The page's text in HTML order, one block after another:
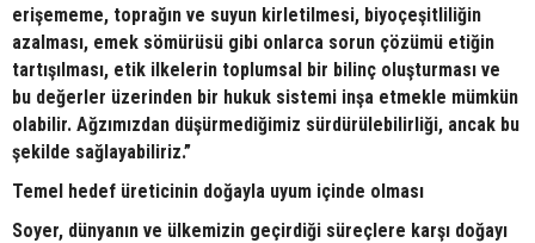
erişememe, toprağın ve suyun kirletilmesi, biyoçeşitliliğin
azalması, emek sömürüsü gibi onlarca sorun çözümü etiğin
tartışılması, etik ilkelerin toplumsal bir bilinç oluşturması ve
bu değerler üzerinden bir hukuk sistemi inşa etmekle mümkün
olabilir. Ağzımızdan düşürmediğimiz sürdürülebilirliği, ancak bu
şekilde sağlayabiliriz.”
Temel hedef üreticinin doğayla uyum içinde olması
Soyer, dünyanın ve ülkemizin geçirdiği süreçlere karşı doğayı